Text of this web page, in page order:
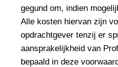
gegund om, indien
Alle kosten hiervan zijn
opdrachtgever tenzij er
aansprakelijkheid van
bepaald in deze